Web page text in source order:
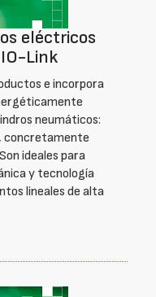
eléctricos
Link
e incorpora
neumáticos:
concretamente
ideales para
y tecnología
lineales de alta